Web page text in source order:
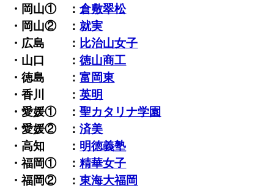
・岡山① ：倉敷翠松
・岡山② ：就実
・広島 ： 比治山女子
・山口 ：徳山商工
・徳島 ：富岡東
・香川 ：英明
・愛媛① ：聖カタリナ学園
・愛媛② ：済美
・高知 ： 明徳義塾
・福岡① ：精華女子
・福岡② ：東海大福岡